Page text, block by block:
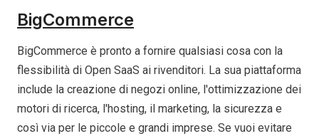
BigCommerce
BigCommerce è pronto a fornire qualsiasi cosa con la
flessibilità di Open SaaS ai rivenditori. La sua piattaforma
include la creazione di negozi online, l'ottimizzazione dei
motori di ricerca, l'hosting, il marketing, la sicurezza e
così via per le piccole e grandi imprese. Se vuoi evitare